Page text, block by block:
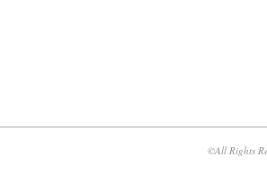
©All Rights